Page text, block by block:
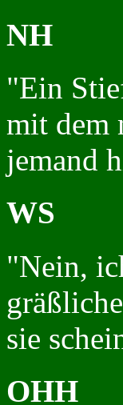
NH
"Ein
mit dem
jemand
WS
"Nein,
sie
OHH